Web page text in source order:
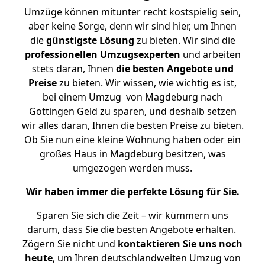
Umzüge können mitunter recht kostspielig sein,
aber keine Sorge, denn wir sind hier, um Ihnen
diegünstigste Lösung zu bieten. Wir sind die
professionellen Umzugsexperten und arbeiten
stets daran, Ihnen die besten Angebote und
Preisezu bieten. Wir wissen, wie wichtig es ist,
bei einem Umzug von Magdeburg nach
Göttingen Geld zu sparen, und deshalb setzen
wir alles daran, Ihnen die besten Preise zu bieten.
Ob Sie nun eine kleine Wohnung haben oder ein
großes Haus in Magdeburg besitzen, was
umgezogen werden muss.
Wir haben immer die perfekte Lösung für Sie.
Sparen Sie sich die Zeit – wir kümmern uns
darum, dass Sie die besten Angebote erhalten.
Zögern Sie nicht und kontaktieren Sie uns noch
heute, um Ihren deutschlandweiten Umzug von